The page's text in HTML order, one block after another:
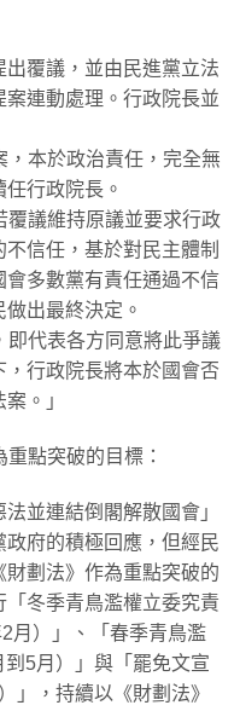
覆議，並由民進黨立法
連動處理。行政院長並
，本於政治責任，完全無
行政院長。
覆議維持原議並要求行政
信任，基於對民主體制
多數黨有責任通過不信
出最終決定。
即代表各方同意將此爭議
行政院長將本於國會否
。」
點突破的目標：
並連結倒閣解散國會」
府的積極回應，但經民
劃法》作為重點突破的
冬季青鳥濫權立委究責
月）」、「春季青鳥濫
5月）」與「罷免文宣
」，持續以《財劃法》